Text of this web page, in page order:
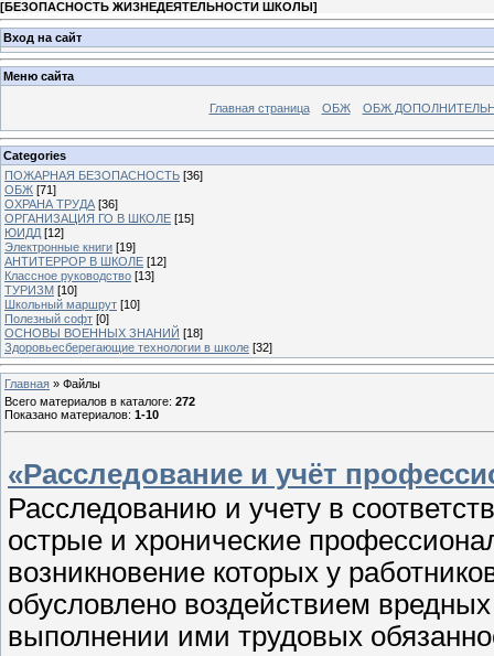
[БЕЗОПАСНОСТЬ ЖИЗНЕДЕЯТЕЛЬНОСТИ ШКОЛЫ]
Вход на сайт
Меню сайта
Главная страница ОБЖ ОБЖ
Categories
ПОЖАРНАЯ БЕЗОПАСНОСТЬ [36]
ОБЖ [71]
ОХРАНА ТРУДА [36]
ОРГАНИЗАЦИЯ ГО В ШКОЛЕ [15]
ЮИДД [12]
Электронные книги [19]
АНТИТЕРРОР В ШКОЛЕ [12]
Классное руководство [13]
ТУРИЗМ [10]
Школьный маршрут [10]
Полезный софт [0]
ОСНОВЫ ВОЕННЫХ ЗНАНИЙ [18]
Здоровьесберегающие технологии в школе [32]
Главная » Файлы
Всего материалов в каталоге: 272
Показано материалов: 1-10
«Расследование и учёт
Расследованию и учету в
острые и хронические
возникновение которых у
обусловлено воздействием
выполнении ими трудовых